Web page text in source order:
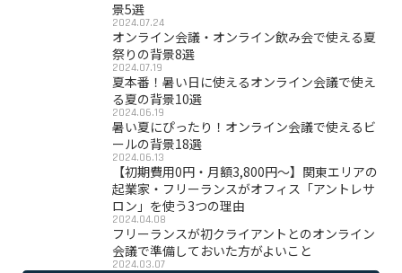
景5選
2024.07.24
オンライン会議・オンライン飲み会で使える夏
祭りの背景8選
2024.07.19
夏本番！暑い日に使えるオンライン会議で使え
る夏の背景10選
2024.06.19
暑い夏にぴったり！オンライン会議で使えるビ
ールの背景18選
2024.06.13
【初期費用0円・月額3,800円〜】関東エリアの
起業家・フリーランスがオフィス「アントレサ
ロン」を使う3つの理由
2024.04.08
フリーランスが初クライアントとのオンライン
会議で準備しておいた方がよいこと
2024.03.07